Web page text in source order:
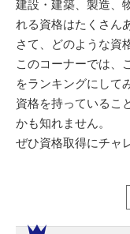
建設・建築、製造、
れる資格はたくさん
さて、どのような資
このコーナーでは、
をランキングにして
資格を持っているこ
かも知れません。
ぜひ資格取得にチャ